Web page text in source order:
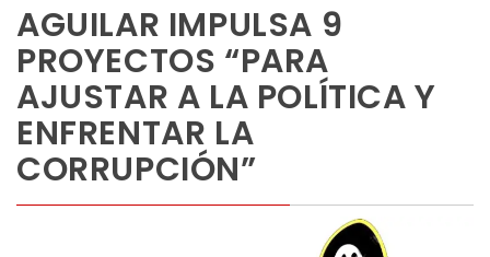
AGUILAR IMPULSA 9
PROYECTOS “PARA
AJUSTAR A LA POLÍTICA Y
ENFRENTAR LA
CORRUPCIÓN”